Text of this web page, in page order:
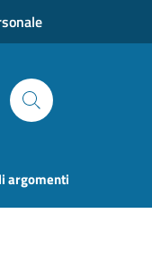
argomenti